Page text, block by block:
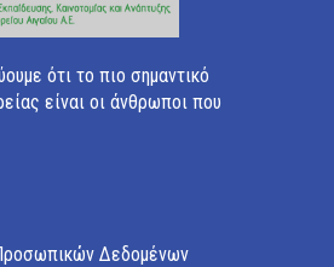
ότι το πιο σημαντικό
είναι οι άνθρωποι που
Δεδομένων